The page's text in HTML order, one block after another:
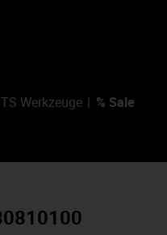
Werkzeuge % Sale